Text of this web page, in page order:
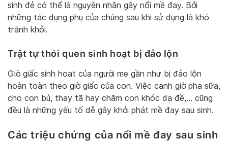
sinh đẻ có thể là nguyên nhân gây nổi mề đay. Bởi
những tác dụng phụ của chúng sau khi sử dụng là khó
tránh khỏi.
Trật tự thói quen sinh hoạt bị đảo lộn
Giờ giấc sinh hoạt của người mẹ gần như bị đảo lộn
hoàn toàn theo giờ giấc của con. Việc canh giờ pha sữa,
cho con bú, thay tã hay chăm con khóc dạ đề,… cũng
đều là những yếu tố dễ gây khởi phát mề đay sau sinh.
Các triệu chứng của nổi mề đay sau sinh